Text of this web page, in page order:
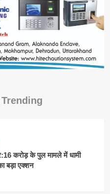
Trending
करोड़ के पुल मामले में धामी
बड़ा एक्शन